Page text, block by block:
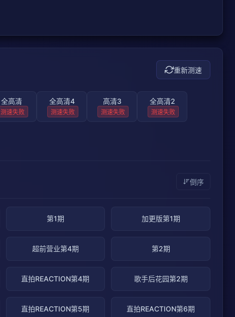
重新测速
全高清
测速失败
全高清4
测速失败
高清3
测速失败
全高清2
测速失败
倒序
第1期 加更版第1期
超前营业第4期 第2期
直拍REACTION第4期 歌手后花园第2期
直拍REACTION第5期 直拍REACTION第6期